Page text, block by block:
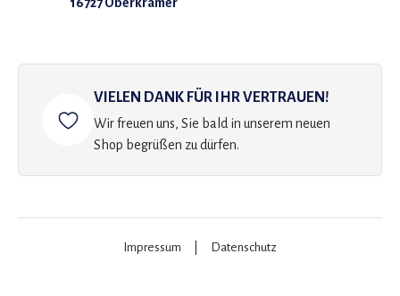
16727 Oberkrämer
VIELEN DANK FÜR IHR VERTRAUEN!
Wir freuen uns, Sie bald in unserem neuen
Shop begrüßen zu dürfen.
Impressum Datenschutz